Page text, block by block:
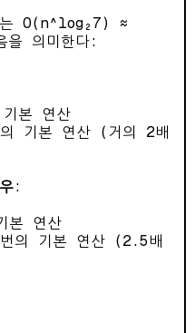
는 O(n^log₂7) ≈
의미한다:
본 연산
기본 연산 (거의 2배
:
본 연산
의 기본 연산 (2.5배